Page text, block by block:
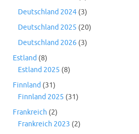
Deutschland 2024 (3)
Deutschland 2025 (20)
Deutschland 2026 (3)
Estland (8)
Estland 2025 (8)
Finnland (31)
Finnland 2025 (31)
Frankreich (2)
Frankreich 2023 (2)